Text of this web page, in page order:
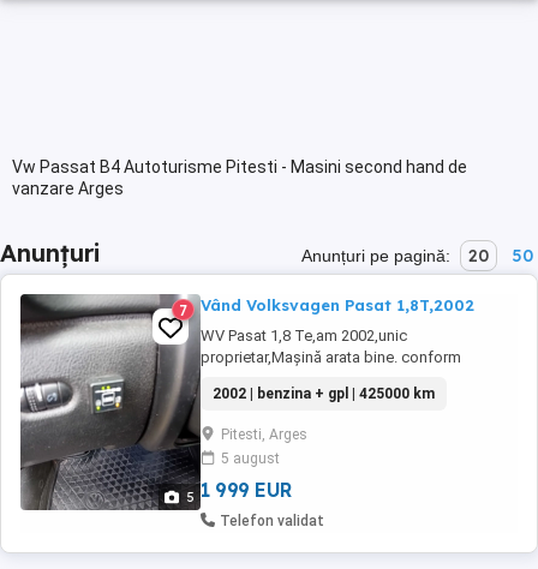
Vw Passat B4 Autoturisme Pitesti - Masini second hand de
vanzare Arges
Anunțuri Anunțuri pe pagină: 20 50
5
7 Vând Volksvagen Pasat 1,8T,2002
WV Pasat 1,8 Te,am 2002,unic
proprietar,Mașină arata bine. conform
valabil,dotare cu gaz și benzina,consum gaz
7 100,an 2002
2002 | benzina + gpl | 425000 km
Pitesti, Arges
5 august
1 999 EUR
Telefon validat